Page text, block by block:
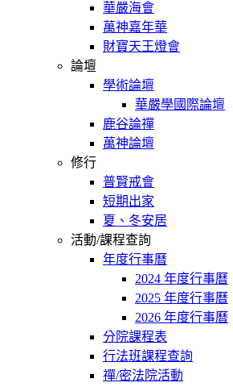
華嚴海會
萬神嘉年華
財寶天王燈會
論壇
學術論壇
華嚴學國際論壇
鹿谷論禪
萬神論壇
修行
普賢戒會
短期出家
夏、冬安居
活動/課程查詢
年度行事曆
2024 年度行事曆
2025 年度行事曆
2026 年度行事曆
分院課程表
行法班課程查詢
禪/密法院活動